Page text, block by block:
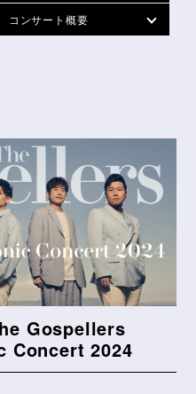
Gospellers
Concert 2024
コンサート概要